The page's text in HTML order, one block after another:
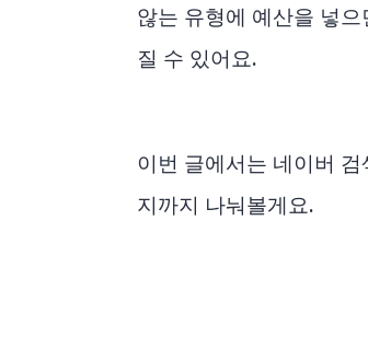
않는 유형에 예산을 넣
질 수 있어요.
이번 글에서는 네이버
지까지 나눠볼게요.